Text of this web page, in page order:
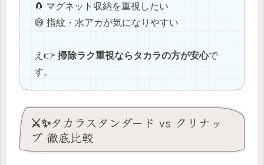
🧲 マグネット収納を重視したい
😅 指紋・水アカが気になりやすい
え👉 掃除ラク重視ならタカラの方が安心で
す。
⚔️✨タカラスタンダード vs クリナッ
プ 徹底比較